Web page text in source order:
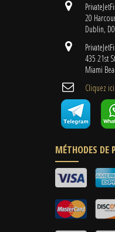
20
Dublin,
435 21st
Miami
Cliquez
MÉTHODES DE